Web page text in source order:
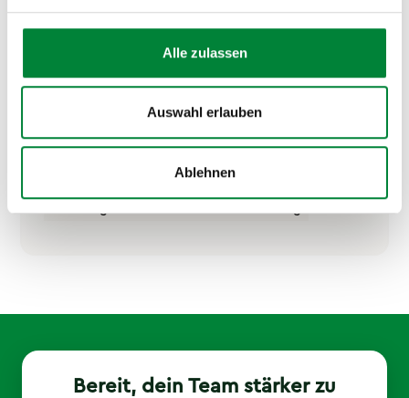
Alle zulassen
Auswahl erlauben
Ablehnen
Johannes Yazigi
Bereit, dein Team stärker zu